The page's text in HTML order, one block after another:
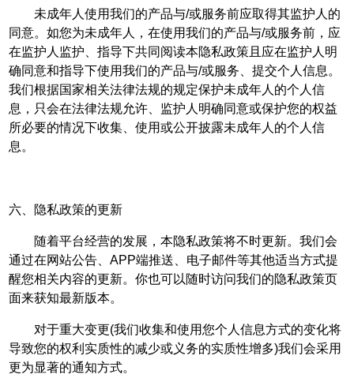
未成年人使用我们的产品与/或服务前应取得其监护人的
同意。如您为未成年人，在使用我们的产品与/或服务前，应
在监护人监护、指导下共同阅读本隐私政策且应在监护人明
确同意和指导下使用我们的产品与/或服务、提交个人信息。
我们根据国家相关法律法规的规定保护未成年人的个人信
息，只会在法律法规允许、监护人明确同意或保护您的权益
所必要的情况下收集、使用或公开披露未成年人的个人信
息。
六、隐私政策的更新
随着平台经营的发展，本隐私政策将不时更新。我们会
通过在网站公告、APP端推送、电子邮件等其他适当方式提
醒您相关内容的更新。你也可以随时访问我们的隐私政策页
面来获知最新版本。
对于重大变更(我们收集和使用您个人信息方式的变化将
导致您的权利实质性的减少或义务的实质性增多)我们会采用
更为显著的通知方式。